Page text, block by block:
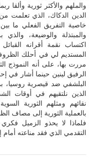
والملهم والأكثر ثورية
الدين الدكاك، الذي تعلمت
خاصية التفريق الفعلي ما
والمبتذلة والوضيعة،
اكتساب نقمة أقرانه
المستديم لي في أحلك
مررت بها، على أنه النموذج
الرفيق لينين حينما أشار في
البلشفي ضد قيصرية روسيا،
الذين نلتقيهم في أوقات
نقائهم ومثلهم الثورية
بالعملية الثورية إلى مصاف
فلماذا لا يحذو الزميل
التقدمي الذي فقد مناعته أمام